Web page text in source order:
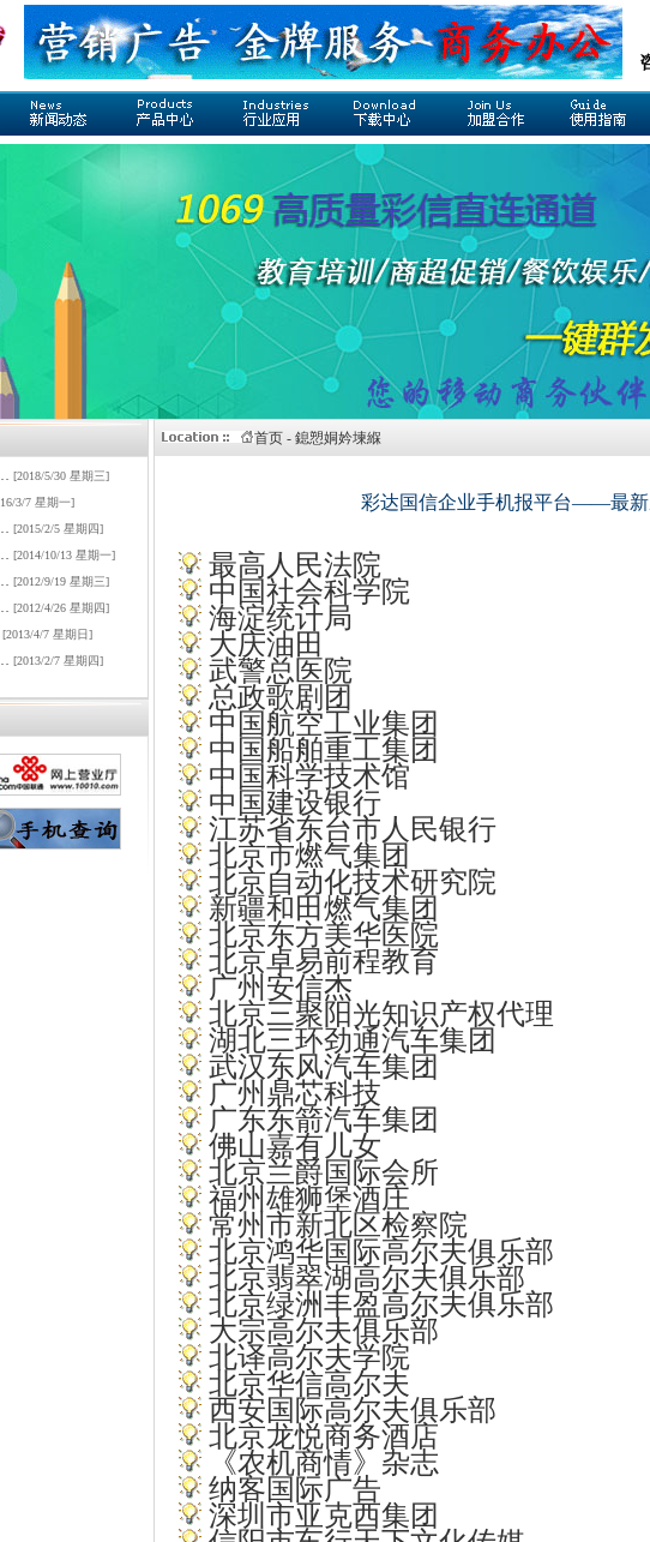
[2018/5/30 星期三]
3/7 星期一]
[2015/2/5 星期四]
[2014/10/13 星期一]
[2012/9/19 星期三]
[2012/4/26 星期四]
[2013/4/7 星期日]
[2013/2/7 星期四]
首页 - 鎴愬姛妗堜緥
彩达国信企业手机报平台——最新
最高人民法院
中国社会科学院
海淀统计局
大庆油田
武警总医院
总政歌剧团
中国航空工业集团
中国船舶重工集团
中国科学技术馆
中国建设银行
江苏省东台市人民银行
北京市燃气集团
北京自动化技术研究院
新疆和田燃气集团
北京东方美华医院
北京卓易前程教育
广州安信杰
北京三聚阳光知识产权代理
湖北三环劲通汽车集团
武汉东风汽车集团
广州鼎芯科技
广东东箭汽车集团
佛山嘉有儿女
北京兰爵国际会所
福州雄狮堡酒庄
常州市新北区检察院
北京鸿华国际高尔夫俱乐部
北京翡翠湖高尔夫俱乐部
北京绿洲丰盈高尔夫俱乐部
大宗高尔夫俱乐部
北译高尔夫学院
北京华信高尔夫
西安国际高尔夫俱乐部
北京龙悦商务酒店
《农机商情》杂志
纳客国际广告
深圳市亚克西集团